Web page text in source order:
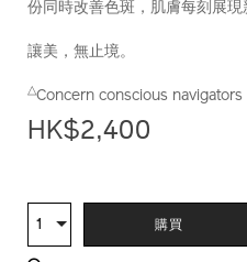
份同時改善色斑，肌膚每刻展現
讓美，無止境。
△Concern conscious navigators
HK$2,400
TO
CART
ACTIONS
數
量
1 購買